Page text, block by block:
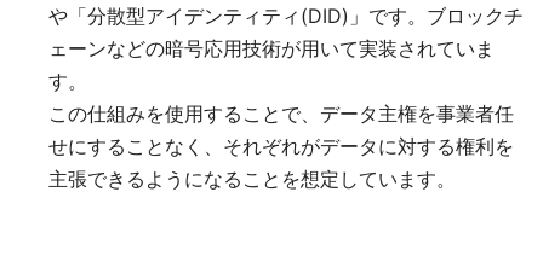
や「分散型アイデンティティ(DID)」です。ブロックチ
ェーンなどの暗号応用技術が用いて実装されていま
す。
この仕組みを使用することで、データ主権を事業者任
せにすることなく、それぞれがデータに対する権利を
主張できるようになることを想定しています。